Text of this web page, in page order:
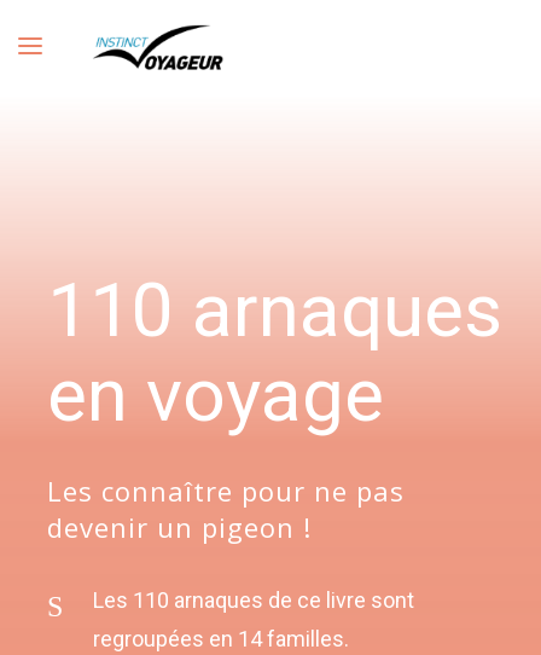
110 arnaques
en voyage
Les connaître pour ne pas
devenir un pigeon !
Les 110 arnaques de ce livre sont
regroupées en 14 familles.